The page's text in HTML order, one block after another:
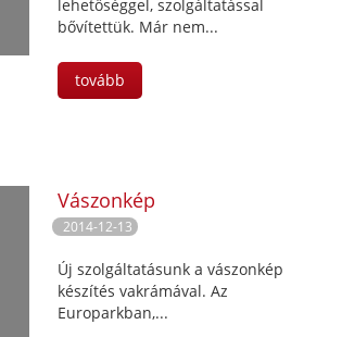
lehetőséggel, szolgáltatással
bővítettük. Már nem...
tovább
Vászonkép
2014-12-13
Új szolgáltatásunk a vászonkép
készítés vakrámával. Az
Europarkban,...